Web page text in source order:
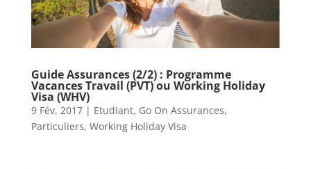
Guide Assurances (2/2) : Programme
Vacances Travail (PVT) ou Working Holiday
Visa (WHV)
9 Fév, 2017| Etudiant, Go On Assurances,
Particuliers, Working Holiday Visa